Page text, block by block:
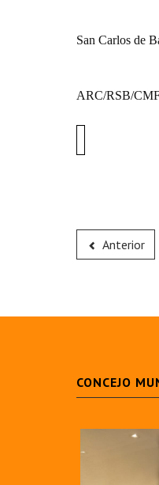
San Carlos de
ARC/RSB/
Anterior
CONCEJO